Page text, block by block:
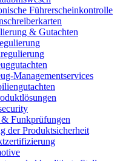
Führerscheinkontrolle
& Gutachten
Managementservices
Funkprüfungen
der Produktsicherheit